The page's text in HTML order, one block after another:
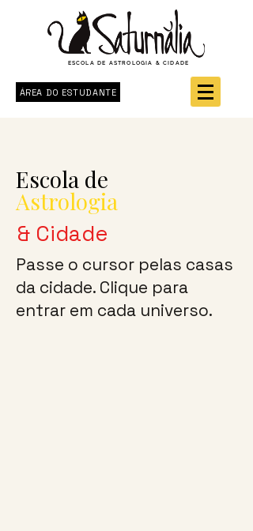
ESCOLA DE ASTROLOGIA & CIDADE
ÁREA DO ESTUDANTE
Escola de
Astrologia
& Cidade
Passe o cursor pelas casas
da cidade. Clique para
entrar em cada universo.